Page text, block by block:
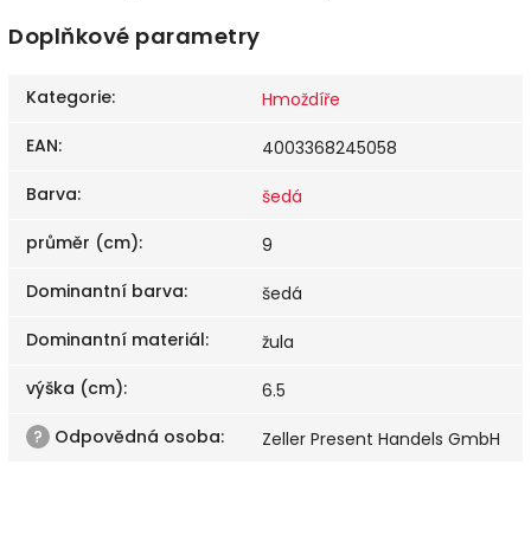
Doplňkové parametry
Kategorie:
Hmoždíře
EAN:
4003368245058
Barva:
šedá
průměr (cm):
9
Dominantní barva:
šedá
Dominantní materiál:
žula
výška (cm):
6.5
? Odpovědná osoba: Zeller Present Handels GmbH